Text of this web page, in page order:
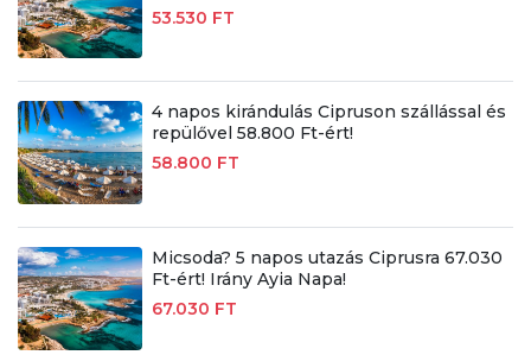
53.530 FT
4 napos kirándulás Cipruson szállással és
repülővel 58.800 Ft-ért!
58.800 FT
Micsoda? 5 napos utazás Ciprusra 67.030
Ft-ért! Irány Ayia Napa!
67.030 FT